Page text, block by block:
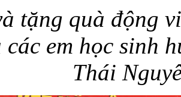
tặng quà động
em học sinh
Thái